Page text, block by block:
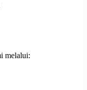
melalui: